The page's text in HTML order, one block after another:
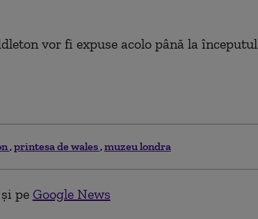
vor fi expuse acolo până la începutul
printesa de wales muzeu londra
pe Google News